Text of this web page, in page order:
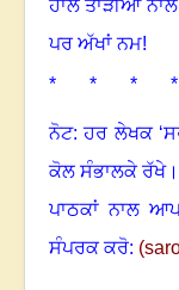
ਹਾਲ ਤਾੜੀਆਂ
ਪਰ ਅੱਖਾਂ ਨਮ!
* * *
ਨੋਟ: ਹਰ ਲੇਖਕ
ਕੋਲ ਸੰਭਾਲਕੇ ਰੱਖੇ।
ਪਾਠਕਾਂ ਨਾਲ
ਸੰਪਰਕ ਕਰੋ: (